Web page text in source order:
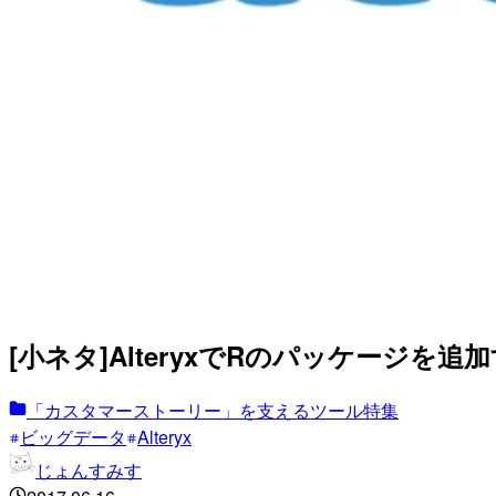
[小ネタ]AlteryxでRのパッケージを追
「カスタマーストーリー」を支えるツール特集
ビッグデータ Alteryx
じょんすみす